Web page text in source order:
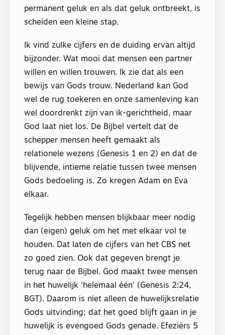
permanent geluk en als dat geluk ontbreekt, is
scheiden een kleine stap.
Ik vind zulke cijfers en de duiding ervan altijd
bijzonder. Wat mooi dat mensen een partner
willen en willen trouwen. Ik zie dat als een
bewijs van Gods trouw. Nederland kan God
wel de rug toekeren en onze samenleving kan
wel doordrenkt zijn van ik-gerichtheid, maar
God laat niet los. De Bijbel vertelt dat de
schepper mensen heeft gemaakt als
relationele wezens (Genesis 1 en 2) en dat de
blijvende, intieme relatie tussen twee mensen
Gods bedoeling is. Zo kregen Adam en Eva
elkaar.
Tegelijk hebben mensen blijkbaar meer nodig
dan (eigen) geluk om het met elkaar vol te
houden. Dat laten de cijfers van het CBS net
zo goed zien. Ook dat gegeven brengt je
terug naar de Bijbel. God maakt twee mensen
in het huwelijk ‘helemaal één’ (Genesis 2:24,
BGT). Daarom is niet alleen de huwelijksrelatie
Gods uitvinding; dat het goed blijft gaan in je
huwelijk is evengoed Gods genade. Efeziërs 5